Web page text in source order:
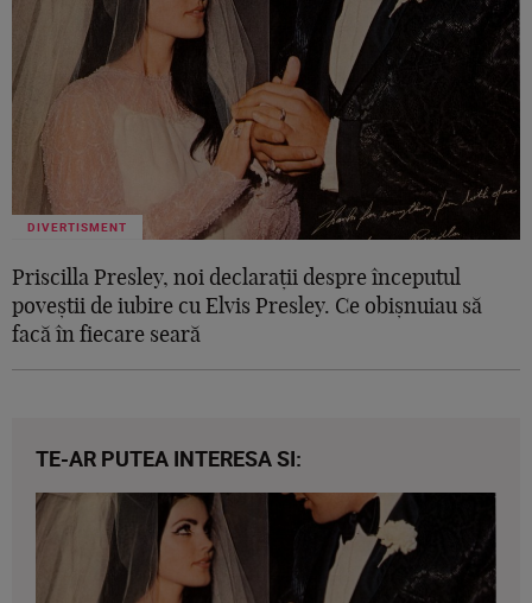
DIVERTISMENT
Priscilla Presley, noi declarații despre începutul
poveștii de iubire cu Elvis Presley. Ce obișnuiau să
facă în fiecare seară
TE-AR PUTEA INTERESA SI: